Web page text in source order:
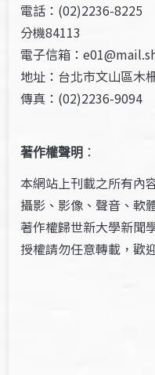
電話：(02)2236-8225
分機84113
電子信箱：
地址：台北市文山區木
傳真：(02)2236-9094
著作權聲明 ：
本網站上刊載之所有內
攝影、影像、聲音、軟
著作權歸世新大學新聞
授權請勿任意轉載，歡